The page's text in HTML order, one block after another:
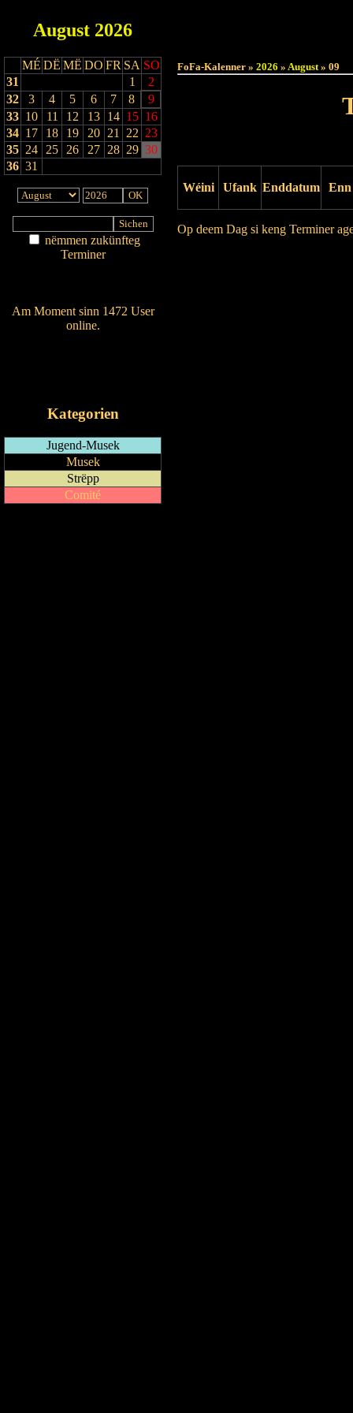
August 2026
MÉ DË MË DO FR SA SO
31
1
2
32
3 4 5 6 7 8
9
33 10 11 12 13 14 15 16
34 17 18 19 20 21 22 23
35 24 25 26 27 28 29 30
36 31
nëmmen zukünfteg
Terminer
Am Moment sinn 1472 User
online.
Kategorien
Jugend-Musek
Musek
Strëpp
Comité
FoFa-Kalenner » 2026 » August» 09
Wéini Ufank Enddatum Enn
Op deem Dag si keng Terminer